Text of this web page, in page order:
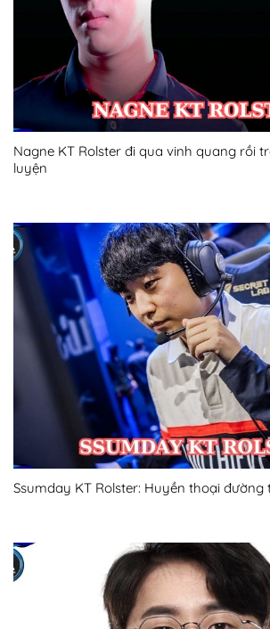
Nagne KT Rolster đi qua vinh quang rồi
luyện
Ssumday KT Rolster: Huyền thoại đường